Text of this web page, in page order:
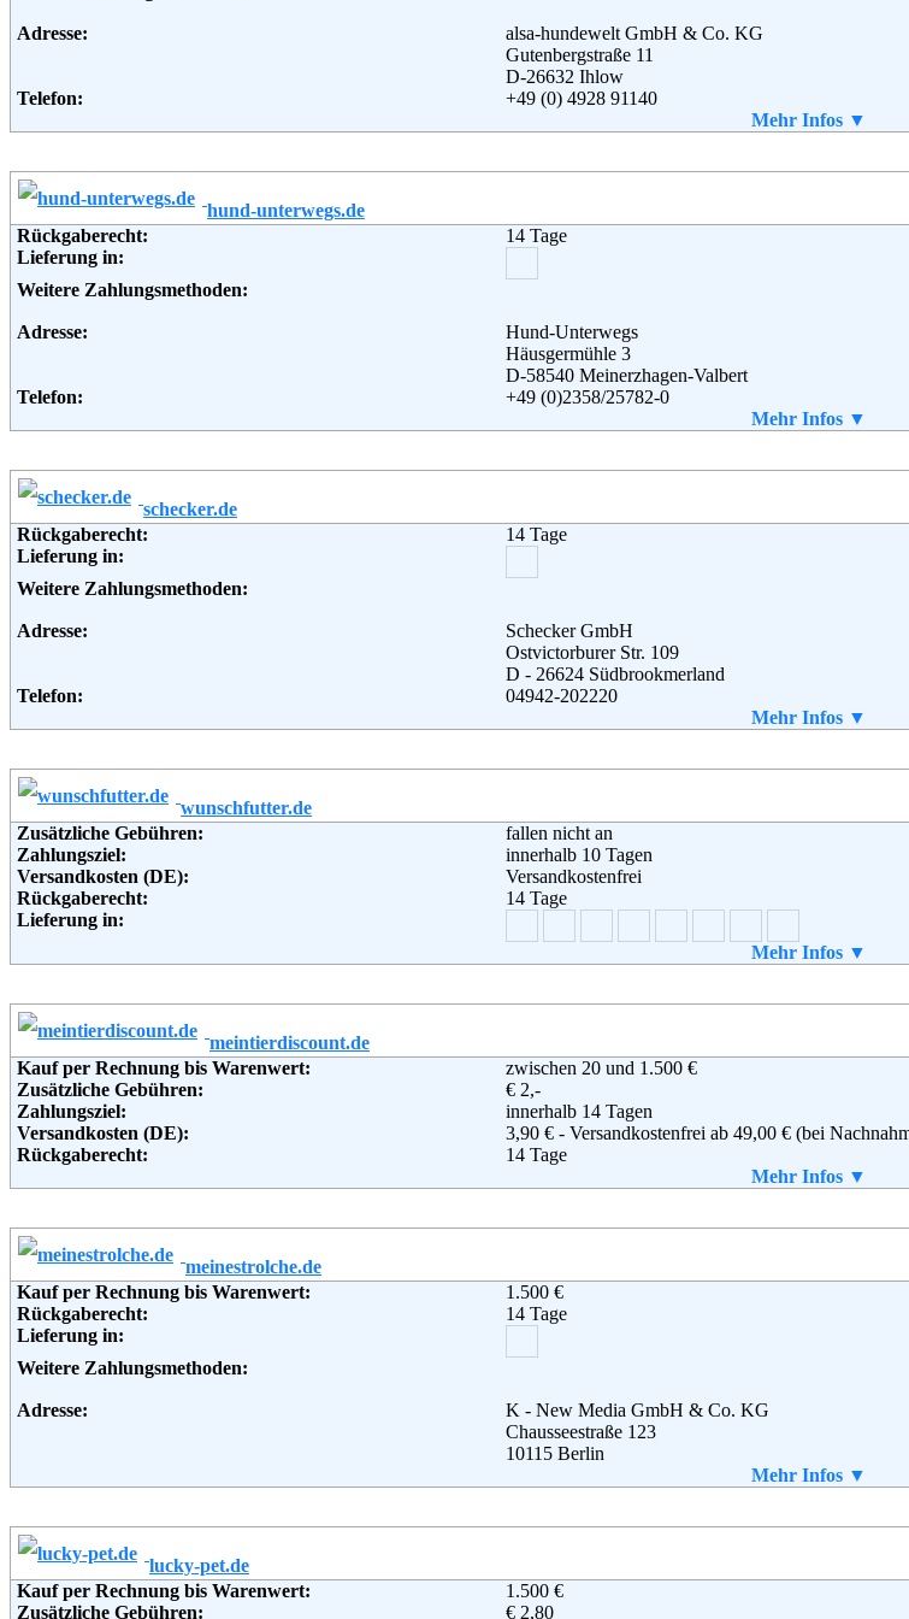
Adresse:
alsa-hundewelt GmbH & Co. KG
Gutenbergstraße 11
D-26632 Ihlow
Telefon:
+49 (0) 4928 91140
Weiterführende Informationen:
Mehr Infos ▼
hund-unterwegs.de
Rückgaberecht:
14 Tage
Lieferung in:
Weitere Zahlungsmethoden:
Adresse:
Hund-Unterwegs
Häusgermühle 3
D-58540 Meinerzhagen-Valbert
Telefon:
+49 (0)2358/25782-0
Weiterführende Informationen:
Mehr Infos ▼
schecker.de
Rückgaberecht:
14 Tage
Lieferung in:
Weitere Zahlungsmethoden:
Adresse:
Schecker GmbH
Ostvictorburer Str. 109
D - 26624 Südbrookmerland
Telefon:
04942-202220
Mehr Infos ▼
wunschfutter.de
Zusätzliche Gebühren:
fallen nicht an
Zahlungsziel:
innerhalb 10 Tagen
Versandkosten (DE):
Versandkostenfrei
Rückgaberecht:
14 Tage
Lieferung in:
Telefon:
0800 6346700
Email:
info@wunschfutter.de
Soziale Kanäle:
Weiterführende Informationen:
Blog ,AGB
Mehr Infos ▼
meintierdiscount.de
Kauf per Rechnung bis Warenwert:
zwischen 20 und 1.500 €
Zusätzliche Gebühren:
€ 2,-
Zahlungsziel:
innerhalb 14 Tagen
Versandkosten (DE):
3,90 € - Versandkostenfrei ab 49,00 € (bei
Rückgaberecht:
14 Tage
Weitere Zahlungsmethoden:
Adresse:
Pet Logistic GbR
Arnstädter Straße 95
Deutschland
Telefon:
Fax:
03 62 00 - 13 98 09
info@meintierdiscount.de
AGB
Mehr Infos ▼
meinestrolche.de
Kauf per Rechnung bis Warenwert:
1.500 €
Rückgaberecht:
14 Tage
Lieferung in:
Weitere Zahlungsmethoden:
Adresse:
K - New Media GmbH & Co. KG
Chausseestraße 123
10115 Berlin
Weiterführende Informationen:
Mehr Infos ▼
lucky-pet.de
Kauf per Rechnung bis Warenwert:
1.500 €
Zusätzliche Gebühren:
€ 2,80